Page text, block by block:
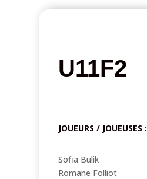
U11F2
JOUEURS / JOUEUSES :
Sofia Bulik
Romane Folliot